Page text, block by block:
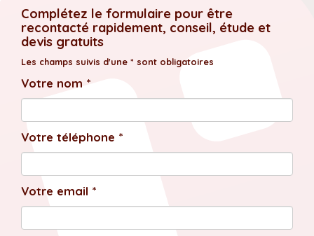
Complétez le formulaire pour être
recontacté rapidement, conseil, étude et
devis gratuits
Les champs suivis d'une * sont obligatoires
Votre nom *
Votre téléphone *
Votre email *